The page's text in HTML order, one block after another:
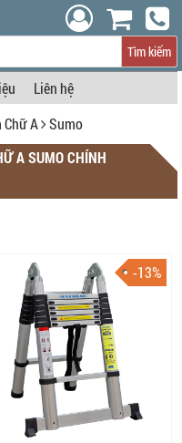
Tìm kiếm
Liên hệ
Chữ A Sumo
A SUMO CHÍNH
-13%